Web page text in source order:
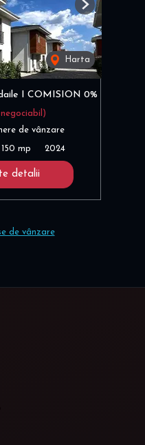
Harta
Next
I COMISION 0%
de vânzare
150 mp 2024
detalii
de vânzare